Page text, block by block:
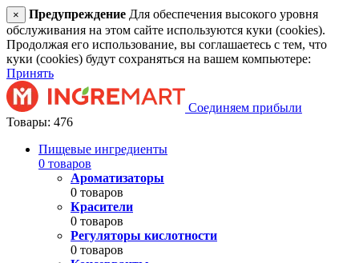
× Предупреждение Для обеспечения высокого уровня
обслуживания на этом сайте используются куки (cookies).
Продолжая его использование, вы соглашаетесь с тем, что
куки (cookies) будут сохраняться на вашем компьютере:
Принять
Соединяем прибыли
Товары: 476
Пищевые ингредиенты
0 товаров
Ароматизаторы
0 товаров
Красители
0 товаров
Регуляторы кислотности
0 товаров